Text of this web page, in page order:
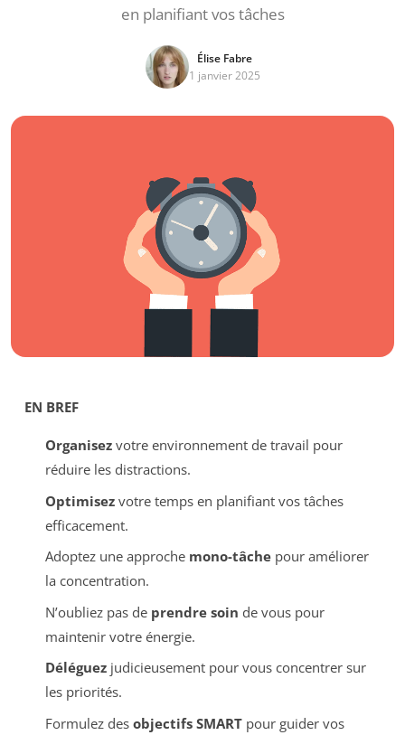
en planifiant vos tâches
Élise Fabre
1 janvier 2025
EN BREF
Organisezvotre environnement de travail pour
réduire les distractions.
Optimisezvotre temps en planifiant vos tâches
efficacement.
Adoptez une approche mono-tâchepour améliorer
la concentration.
N’oubliez pas de prendre soin de vous pour
maintenir votre énergie.
Déléguezjudicieusement pour vous concentrer sur
les priorités.
Formulez des objectifs SMARTpour guider vos